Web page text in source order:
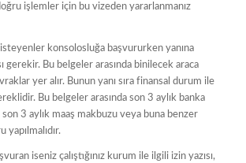
işlemler için bu vizeden yararlanmanız
konsolosluğa başvururken yanına
gerekir. Bu belgeler arasında binilecek araca
yer alır. Bunun yanı sıra finansal durum ile
Bu belgeler arasında son 3 aylık banka
son 3 aylık maaş makbuzu veya buna benzer
iseniz çalıştığınız kurum ile ilgili izin yazısı,